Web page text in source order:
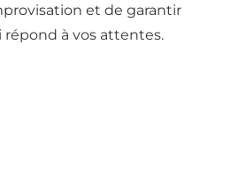
et de garantir
répond à vos attentes.